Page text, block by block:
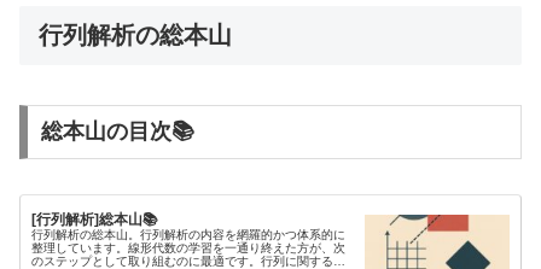
行列解析の総本山
総本山の目次📚
[行列解析]総本山📚
行列解析の総本山。行列解析の内容を網羅的かつ体系的に
整理しています。線形代数の学習を一通り終えた方が、次
のステップとして取り組むのに最適です。行列に関する不